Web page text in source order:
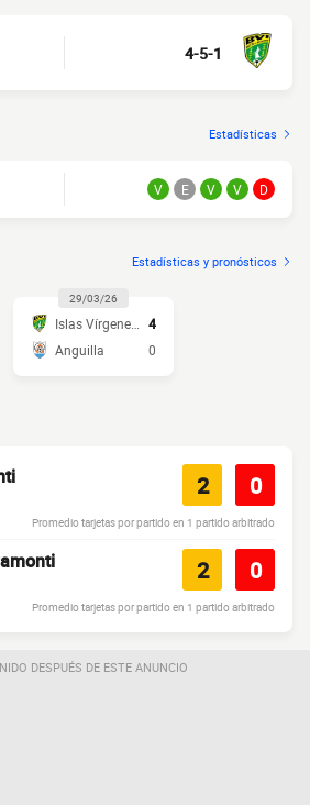
4-5-1
Estadísticas
V E V V D
Estadísticas y pronósticos
29/03/26
4
Anguilla
0
2 0
Promedio tarjetas por partido en 1 partido arbitrado
2 0
Promedio tarjetas por partido en 1 partido arbitrado
DESPUÉS DE ESTE ANUNCIO